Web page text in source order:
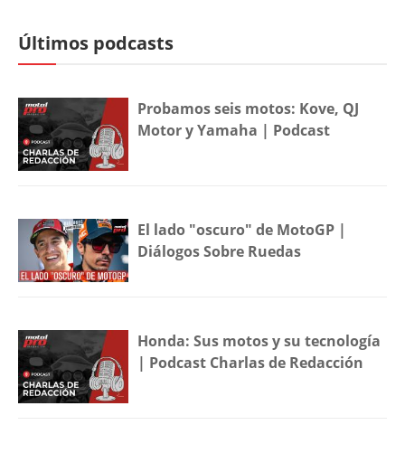
Últimos podcasts
Probamos seis motos: Kove, QJ
Motor y Yamaha | Podcast
El lado "oscuro" de MotoGP |
Diálogos Sobre Ruedas
Honda: Sus motos y su tecnología
| Podcast Charlas de Redacción